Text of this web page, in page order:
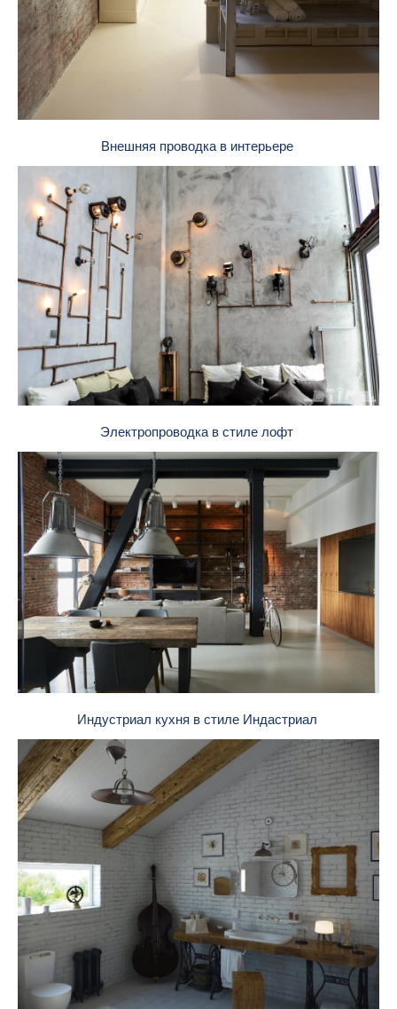
Внешняя проводка в интерьере
Электропроводка в стиле лофт
Индустриал кухня в стиле Индастриал